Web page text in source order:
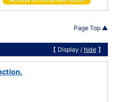
Page Top ▲
【 Display / hide 】